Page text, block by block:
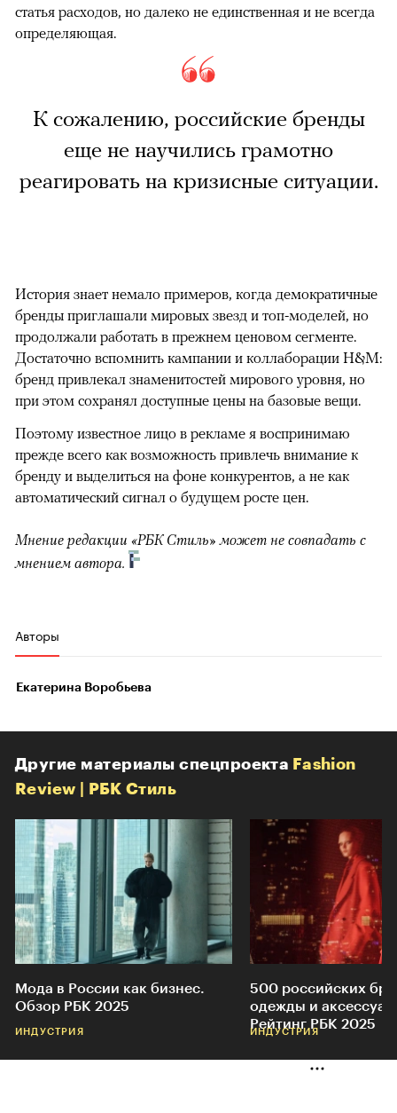
статья расходов, но далеко не единственная и не всегда
определяющая.
К сожалению, российские бренды
еще не научились грамотно
реагировать на кризисные ситуации.
История знает немало примеров, когда демократичные
бренды приглашали мировых звезд и топ-моделей, но
продолжали работать в прежнем ценовом сегменте.
Достаточно вспомнить кампании и коллаборации H&M:
бренд привлекал знаменитостей мирового уровня, но
при этом сохранял доступные цены на базовые вещи.
Поэтому известное лицо в рекламе я воспринимаю
прежде всего как возможность привлечь внимание к
бренду и выделиться на фоне конкурентов, а не как
автоматический сигнал о будущем росте цен.
Мнение редакции «РБК Стиль» может не совпадать с
мнением автора.
Авторы
Екатерина Воробьева
Другие материалы спецпроекта Fashion
Review | РБК Стиль
Мода в России как бизнес.
Обзор РБК 2025
ИНДУСТРИЯ
500 российских
одежды и
Рейтинг РБК 2025
ИНДУСТРИЯ